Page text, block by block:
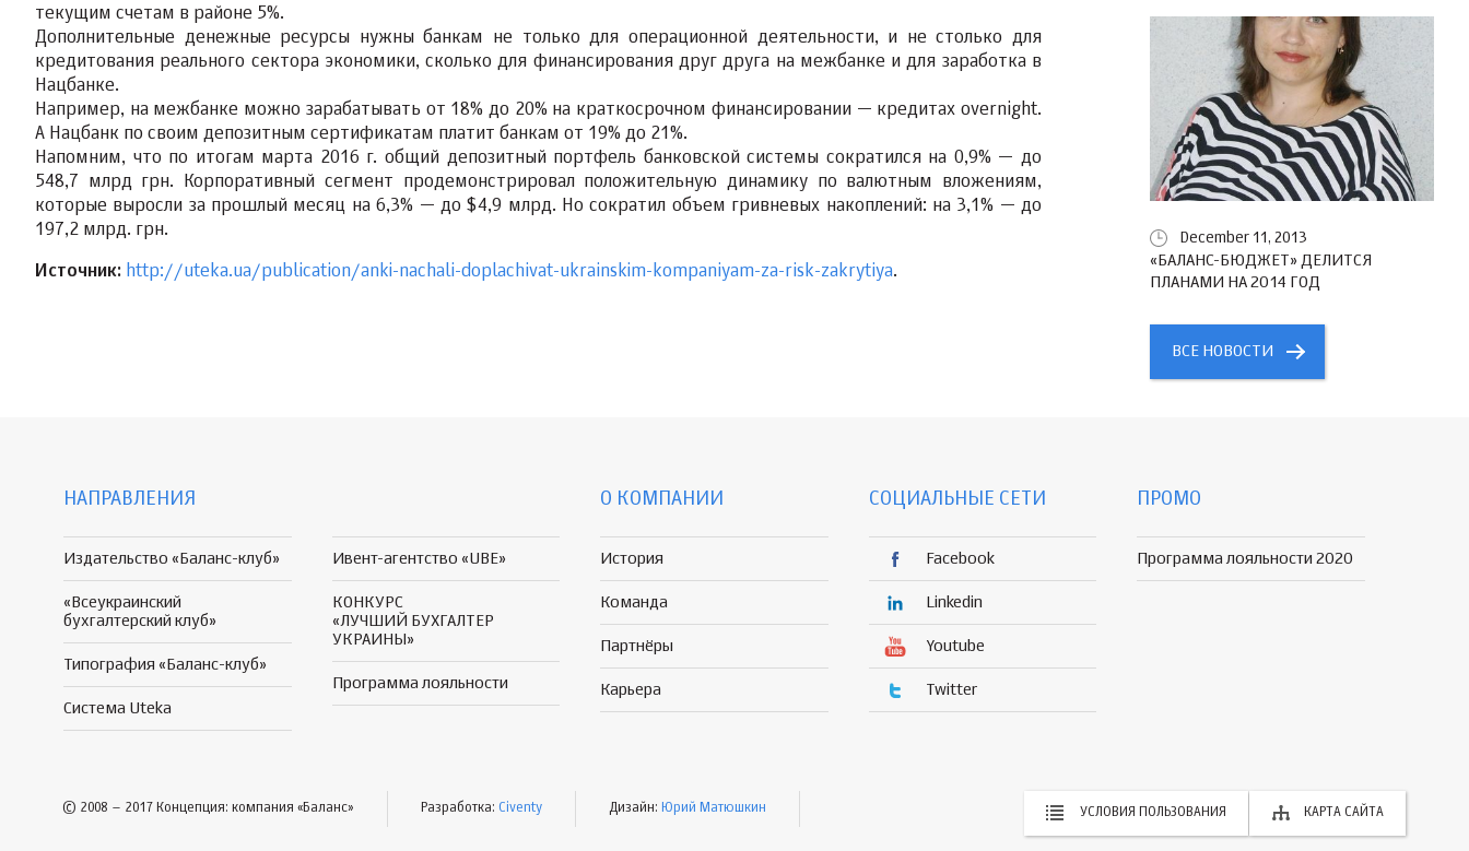
текущим счетам в районе 5%.
Дополнительные денежные ресурсы нужны банкам не только для операционной деятельности, и не столько для
кредитования реального сектора экономики, сколько для финансирования друг друга на межбанке и для заработка в
Нацбанке.
Например, на межбанке можно зарабатывать от 18% до 20% на краткосрочном финансировании — кредитах overnight.
А Нацбанк по своим депозитным сертификатам платит банкам от 19% до 21%.
Напомним, что по итогам марта 2016 г. общий депозитный портфель банковской системы сократился на 0,9% — до
548,7 млрд грн. Корпоративный сегмент продемонстрировал положительную динамику по валютным вложениям,
которые выросли за прошлый месяц на 6,3% — до $4,9 млрд. Но сократил объем гривневых накоплений: на 3,1% — до
197,2 млрд. грн.
Источник: http://uteka.ua/publication/anki-nachali-doplachivat-ukrainskim-kompaniyam-za-risk-zakrytiya.
December 11, 2013
«БАЛАНС-БЮДЖЕТ» ДЕЛИТСЯ
ПЛАНАМИ НА 2014 ГОД
ВСЕ НОВОСТИ
НАПРАВЛЕНИЯ
Издательство «Баланс-клуб»
«Всеукраинский
бухгалтерский клуб»
Типография «Баланс-клуб»
Система Uteka
Ивент-агентство «UBE»
КОНКУРС
«ЛУЧШИЙ БУХГАЛТЕР
УКРАИНЫ»
Программа лояльности
О КОМПАНИИ
История
Команда
Партнёры
Карьера
СОЦИАЛЬНЫЕ СЕТИ
Facebook
Linkedin
Youtube
Twitter
ПРОМО
Программа лояльности 2020
© 2008 – 2017 Концепция: компания «Баланс» Разработка: Civenty Дизайн: Юрий Матюшкин УСЛОВИЯ ПОЛЬЗОВАНИЯ КАРТА САЙТА